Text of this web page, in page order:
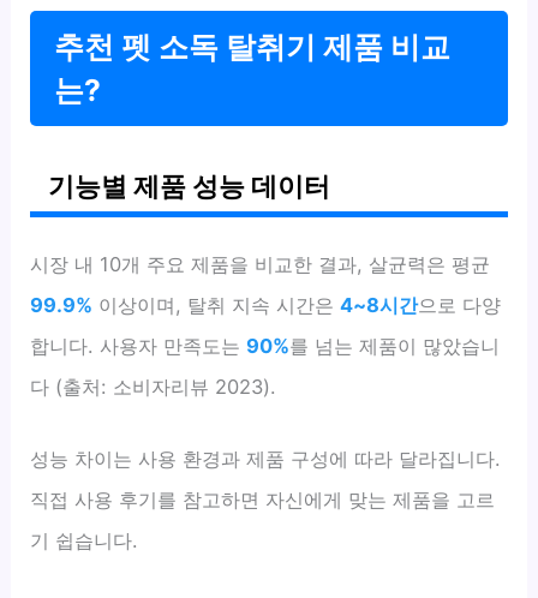
추천 펫 소독 탈취기 제품 비교
는?
기능별 제품 성능 데이터
시장 내 10개 주요 제품을 비교한 결과, 살균력은 평균
99.9% 이상이며, 탈취 지속 시간은4~8시간으로 다양
합니다. 사용자 만족도는 90%를 넘는 제품이 많았습니
다 (출처: 소비자리뷰 2023).
성능 차이는 사용 환경과 제품 구성에 따라 달라집니다.
직접 사용 후기를 참고하면 자신에게 맞는 제품을 고르
기 쉽습니다.